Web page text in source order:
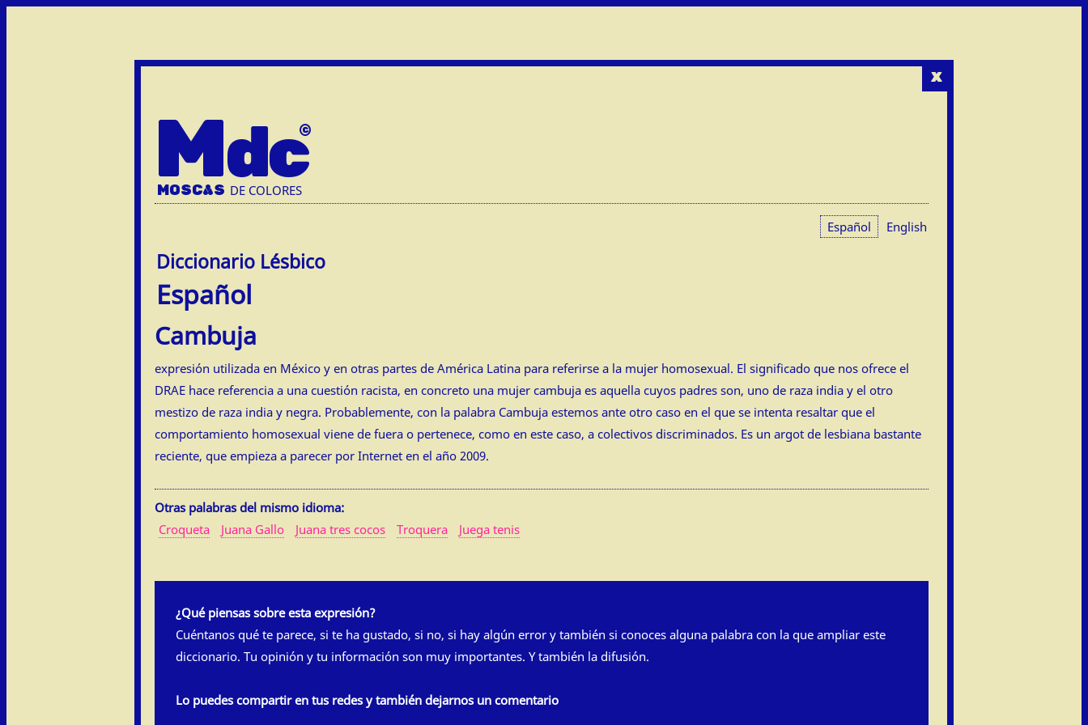
x
Mdc
MOSCAS DE COLORES
Español English
Español
Cambuja
expresión utilizada en México y en otras partes de América Latina para referirse a la mujer homosexual. El significado que nos ofrece el
DRAE hace referencia a una cuestión racista, en concreto una mujer cambuja es aquella cuyos padres son, uno de raza india y el otro
mestizo de raza india y negra. Probablemente, con la palabra Cambuja estemos ante otro caso en el que se intenta resaltar que el
comportamiento homosexual viene de fuera o pertenece, como en este caso, a colectivos discriminados. Es un argot de lesbiana bastante
reciente, que empieza a parecer por Internet en el año 2009.
Otras palabras del mismo idioma:
Croqueta
Juana Gallo Juana tres cocos Troquera Juega tenis
¿Qué piensas sobre esta expresión?
Cuéntanos qué te parece, si te ha gustado, si no, si hay algún error y también si conoces alguna palabra con la que ampliar este
diccionario. Tu opinión y tu información son muy importantes. Y también la difusión.
Lo puedes compartir en tus redes y también dejarnos un comentario